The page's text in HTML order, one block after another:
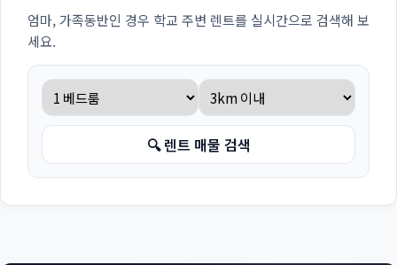
엄마, 가족동반인 경우 학교 주변 렌트를 실시간으로 검색해 보
세요.
🔍 렌트 매물 검색